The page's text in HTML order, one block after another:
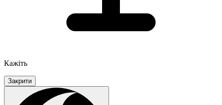
Кажіть
Закрити